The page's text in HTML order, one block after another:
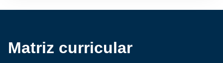
Matriz curricular